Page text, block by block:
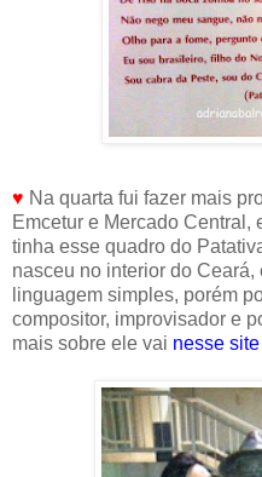
♥ Na quarta fui fazer mais
Emcetur e Mercado Central,
tinha esse quadro do
nasceu no interior do Ceará,
linguagem simples, porém
compositor, improvisador e
mais sobre ele vai nesse site